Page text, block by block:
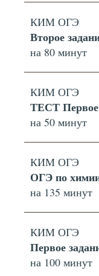
КИМ ОГЭ
Второе
на 80 минут
КИМ ОГЭ
ТЕСТ Первое
на 50 минут
КИМ ОГЭ
ОГЭ по
на 135 минут
КИМ ОГЭ
Первое
на 100 минут